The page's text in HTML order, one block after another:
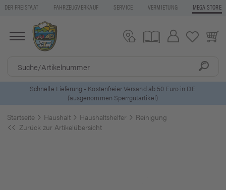
DER FREISTAAT FAHRZEUGVERKAUF SERVICE VERMIETUNG MEGA STORE
5 Euro Gutschein* beiNewsletter-Anmeldung
Startseite Haushalt Haushaltshelfer
Reinigung
Zurück zur Artikelübersicht